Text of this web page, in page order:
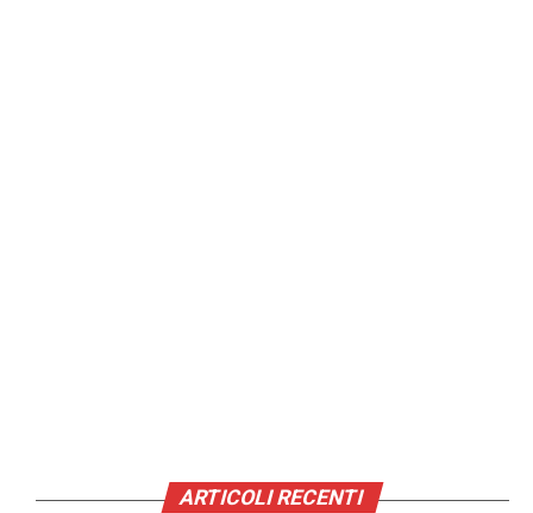
ARTICOLI RECENTI